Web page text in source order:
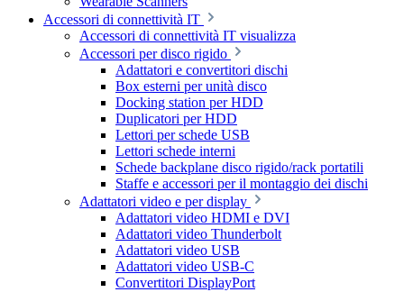
Accessori di connettività IT
Accessori di connettività IT visualizza
Accessori per disco rigido
Adattatori e convertitori dischi
Box esterni per unità disco
Docking station per HDD
Duplicatori per HDD
Lettori per schede USB
Lettori schede interni
Schede backplane disco rigido/rack portatili
Staffe e accessori per il montaggio dei dischi
Adattatori video e per display
Adattatori video HDMI e DVI
Adattatori video Thunderbolt
Adattatori video USB
Adattatori video USB-C
Convertitori DisplayPort